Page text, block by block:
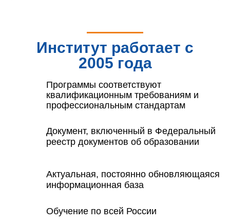
Институт работает с
2005 года
Программы соответствуют
квалификационным требованиям и
профессиональным стандартам
Документ, включенный в Федеральный
реестр документов об образовании
Актуальная, постоянно обновляющаяся
информационная база
Обучение по всей России